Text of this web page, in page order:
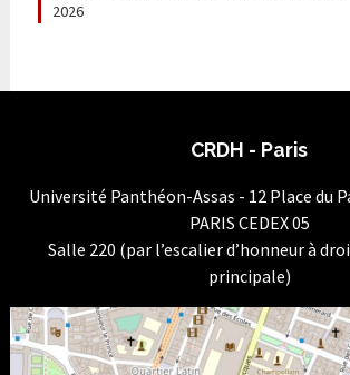
2026
CRDH - Paris
Université Panthéon-Assas - 12 Place du
PARIS CEDEX 05
Salle 220 (par l’escalier d’honneur à
principale)